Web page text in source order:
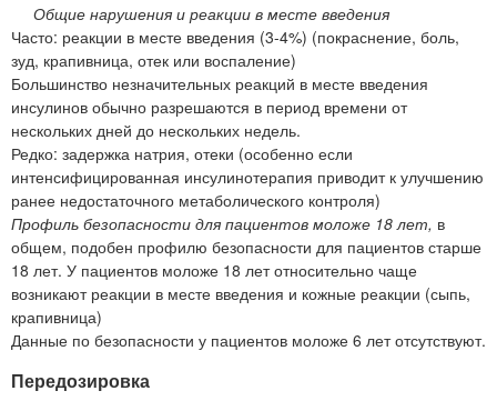
Общие нарушения и реакции в месте введения
Часто: реакции в месте введения (3-4%) (покраснение, боль,
зуд, крапивница, отек или воспаление)
Большинство незначительных реакций в месте введения
инсулинов обычно разрешаются в период времени от
нескольких дней до нескольких недель.
Редко: задержка натрия, отеки (особенно если
интенсифицированная инсулинотерапия приводит к улучшению
ранее недостаточного метаболического контроля)
Профиль безопасности для пациентов моложе 18 лет, в
общем, подобен профилю безопасности для пациентов старше
18 лет. У пациентов моложе 18 лет относительно чаще
возникают реакции в месте введения и кожные реакции (сыпь,
крапивница)
Данные по безопасности у пациентов моложе 6 лет отсутствуют.
Передозировка